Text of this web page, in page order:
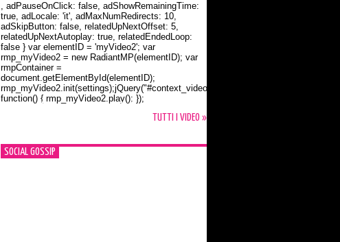
Orlando Bloom e la t-shirt dedicata a Flynn
, adPauseOnClick: false, adShowRemainingTime:
true, adLocale: 'it', adMaxNumRedirects: 10,
adSkipButton: false, relatedUpNextOffset: 5,
relatedUpNextAutoplay: true, relatedEndedLoop:
false } var elementID = 'myVideo2'; var
rmp_myVideo2 = new RadiantMP(elementID); var
rmpContainer =
document.getElementById(elementID);
rmp_myVideo2.init(settings);jQuery("#context_video2").one("mouseover",
function() { rmp_myVideo2.play(); });
TUTTI I VIDEO »
SOCIAL GOSSIP